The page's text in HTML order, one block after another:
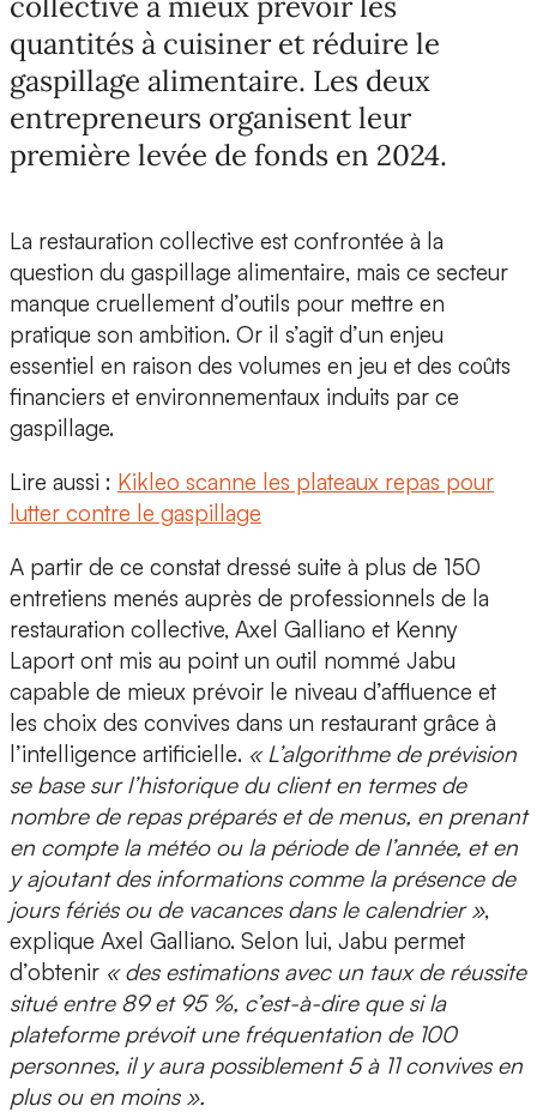
quantités à cuisiner et réduire le
gaspillage alimentaire. Les deux
entrepreneurs organisent leur
première levée de fonds en 2024.
La restauration collective est confrontée à la
question du gaspillage alimentaire, mais ce secteur
manque cruellement d’outils pour mettre en
pratique son ambition. Or il s’agit d’un enjeu
essentiel en raison des volumes en jeu et des coûts
financiers et environnementaux induits par ce
gaspillage.
Lire aussi : Kikleo scanne les plateaux repas pour
lutter contre le gaspillage
A partir de ce constat dressé suite à plus de 150
entretiens menés auprès de professionnels de la
restauration collective, Axel Galliano et Kenny
Laport ont mis au point un outil nommé Jabu
capable de mieux prévoir le niveau d’affluence et
les choix des convives dans un restaurant grâce à
l’intelligence artificielle. « L’algorithme de prévision
se base sur l’historique du client en termes de
nombre de repas préparés et de menus, en prenant
en compte la météo ou la période de l’année, et en
y ajoutant des informations comme la présence de
jours fériés ou de vacances dans le calendrier »,
explique Axel Galliano. Selon lui, Jabu permet
d’obtenir « des estimations avec un taux de réussite
situé entre 89 et 95 %, c’est-à-dire que si la
plateforme prévoit une fréquentation de 100
personnes, il y aura possiblement 5 à 11 convives en
plus ou en moins ».